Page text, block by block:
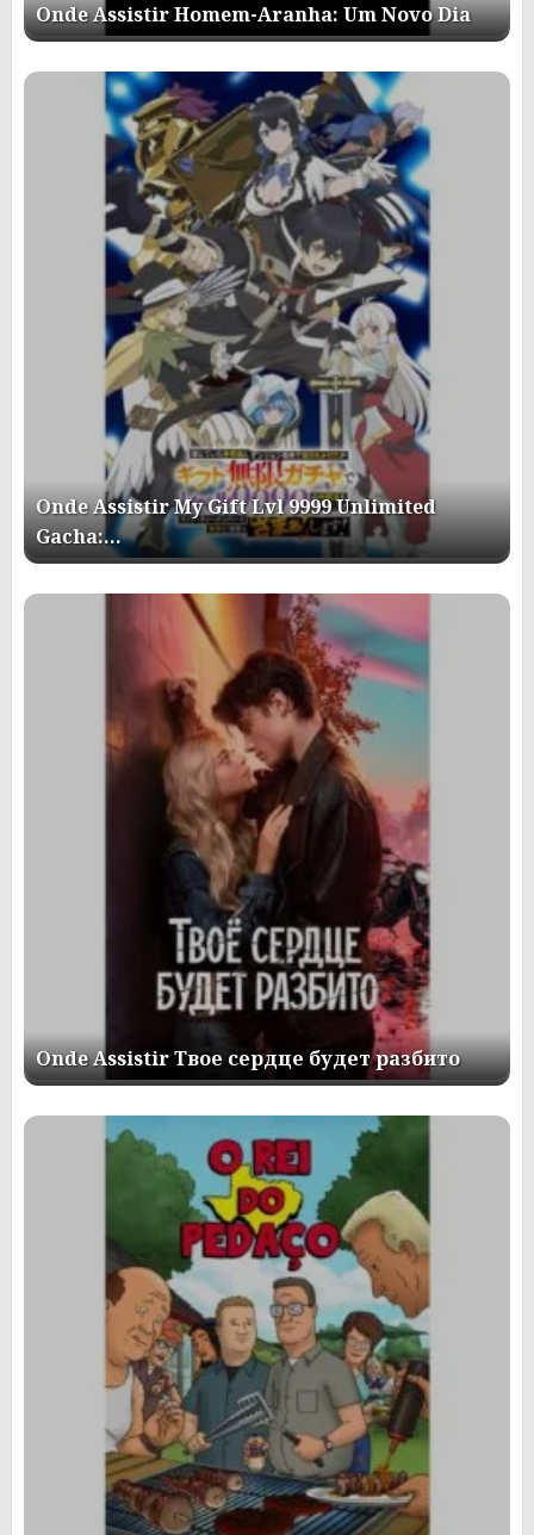
Onde Assistir Homem-Aranha: Um Novo Dia
Onde Assistir My Gift Lvl 9999 Unlimited
Gacha:…
Onde Assistir Твое сердце будет разбито